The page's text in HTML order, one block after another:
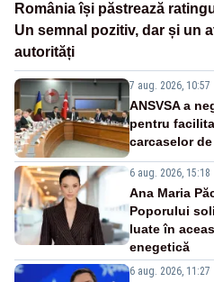
România își păstrează
Un semnal pozitiv, dar și un
autorități
7 aug. 2026, 10:57
ANSVSA a
pentru
carcaselor
6 aug. 2026, 15:18
Ana Maria
Poporului
luate în
enegetică
6 aug. 2026, 11:27